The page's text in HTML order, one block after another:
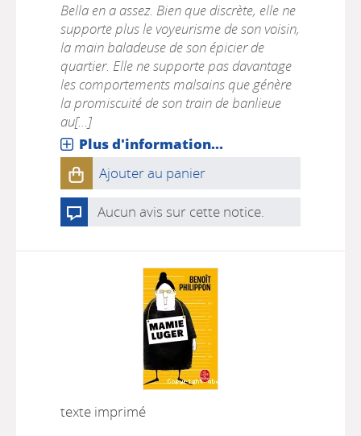
Bella en a assez. Bien que discrète, elle ne
supporte plus le voyeurisme de son voisin,
la main baladeuse de son épicier de
quartier. Elle ne supporte pas davantage
les comportements malsains que génère
la promiscuité de son train de banlieue
au[...]
Plus d'information...
Ajouter au panier
Aucun avis sur cette notice.
texte imprimé